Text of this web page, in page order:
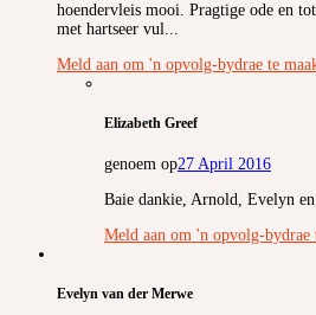
hoendervleis mooi. Pragtige ode en
met hartseer vul...
Meld aan om 'n opvolg-bydrae te
Elizabeth Greef
genoem op27 April 2016
Baie dankie, Arnold, Evelyn
Meld aan om 'n opvolg-bydrae
Evelyn van der Merwe